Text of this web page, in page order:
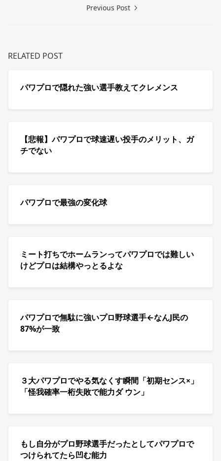
Previous Post
RELATED POST
パワプロで隠れた強い選手教えてクレメンス
【悲報】パワプロで球速遅い投手のメリット、ガ
チでない
パワプロで最強の変化球
ミート打ちでホームランってパワプロでは難しい
けどプロは結構やっとるよな
パワプロで無駄に強いプロ野球選手←なんJ民の
87%が一致
３大パワプロでやる気なくす瞬間「初期センス×」
「怪我確率一桁失敗で能力ダ ウン」
もし自分がプロ野球選手だったとしてパワプロで
つけられてたら凹む能力